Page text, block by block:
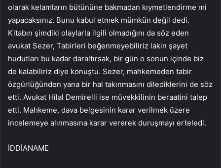
olarak kelamların bütününe bakmadan kıymetlendirme mi
yapacaksınız. Bunu kabul etmek mümkün değil dedi.
Kitabın şimdiki olaylarla ilgili olmadığını da söz eden
avukat Sezer, Tabirleri beğenmeyebiliriz lakin şayet
hudutları bu kadar daraltırsak, bir gün o sonun içinde biz
de kalabiliriz diye konuştu. Sezer, mahkemeden tabir
özgürlüğünden yana bir hal takınmasını dilediklerini de söz
etti. Avukat Hilal Demirelli ise müvekkilinin beraatini talep
etti. Mahkeme, dava belgesinin karar verilmek üzere
incelemeye alınmasına karar vererek duruşmayı erteledi.
İDDİANAME